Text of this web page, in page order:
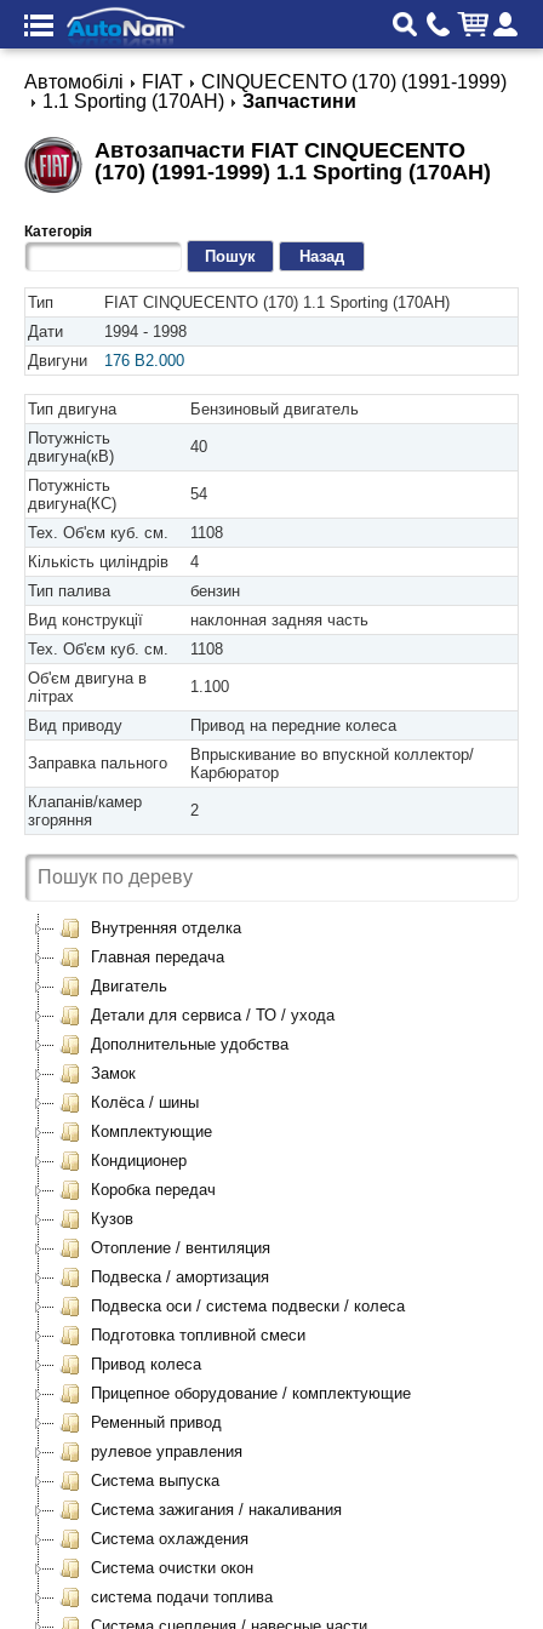
Автомобілі FIAT
CINQUECENTO (170) (1991-1999)
1.1 Sporting (170AH)
Запчастини
Автозапчасти FIAT CINQUECENTO
(170) (1991-1999) 1.1 Sporting (170AH)
Категорія
Назад
Тип
FIAT CINQUECENTO (170) 1.1 Sporting (170AH)
Дати
1994 - 1998
Двигуни
176 B2.000
Тип двигуна
Бензиновый двигатель
Потужність
двигуна(кВ)
40
Потужність
двигуна(КС)
54
Тех. Об'єм куб. см.
1108
Кількість циліндрів
4
Тип палива
бензин
Вид конструкції
наклонная задняя часть
Тех. Об'єм куб. см.
1108
Об'єм двигуна в
літрах
1.100
Вид приводу Привод на передние колеса
Заправка пального
Впрыскивание во впускной коллектор/
Карбюратор
Клапанів/камер
згоряння
2
Внутренняя отделка
Главная передача
Двигатель
Детали для сервиса / ТО / ухода
Дополнительные удобства
Замок
Колёса / шины
Комплектующие
Кондиционер
Коробка передач
Кузов
Отопление / вентиляция
Подвеска / амортизация
Подвеска оси / система подвески / колеса
Подготовка топливной смеси
Привод колеса
Прицепное оборудование / комплектующие
Ременный привод
рулевое управления
Система выпуска
Система зажигания / накаливания
Система охлаждения
Система очистки окон
система подачи топлива